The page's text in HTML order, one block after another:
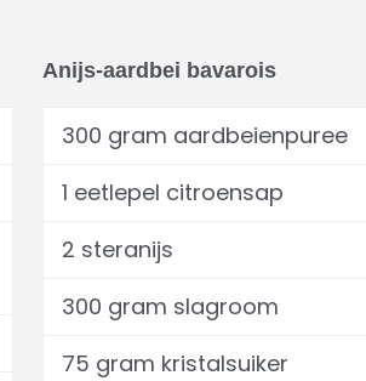
Anijs-aardbei bavarois
300 gram aardbeienpuree
1 eetlepel citroensap
2 steranijs
300 gram slagroom
75 gram kristalsuiker